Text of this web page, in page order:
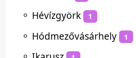
⚬ Hévízgyörk 1
⚬ Hódmezővásárhely 1